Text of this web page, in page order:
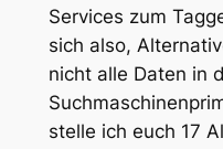
Services zum
sich also,
nicht alle Daten in
stelle ich euch 17